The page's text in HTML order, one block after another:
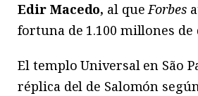
Edir Macedo, al queForbes
fortuna de 1.100 millones de
El templo Universal en São
réplica del de Salomón